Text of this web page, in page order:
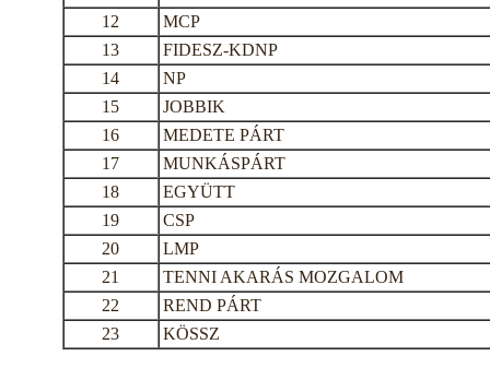
12
MCP
13
FIDESZ-KDNP
14
NP
15
JOBBIK
16
MEDETE PÁRT
17
MUNKÁSPÁRT
18
EGYÜTT
19
CSP
20
LMP
21
TENNI AKARÁS MOZGALOM
22
REND PÁRT
23
KÖSSZ